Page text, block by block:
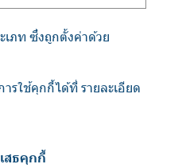
เภท ซึ่งถูกตั้งค่าด้วย
ารใช้คุกกี้ได้ที่รายละเอียด
สธคุกกี้